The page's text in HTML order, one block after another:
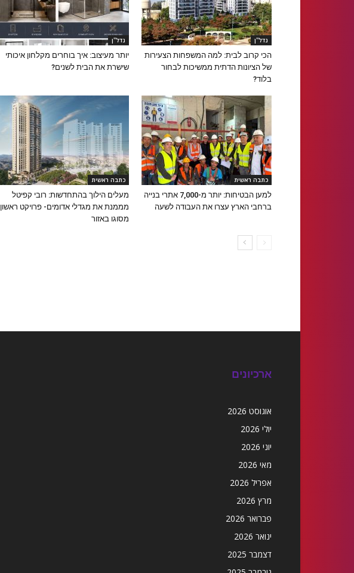
נדל''ן
הכי קרוב לבית: למה המשפחות הצעירות
של הציונות הדתית ממשיכות לבחור
בלוד?
נדל''ן
יותר מעיצוב: איך בוחרים מקלחון איכותי
שישרת את הבית לשנים?
כתבה ראשית
למען הבטיחות: יותר מ-7,000 אתרי בנייה
ברחבי הארץ עצרו את העבודה לשעה
כתבה ראשית
מעלים הילוך בהתחדשות: רובי קפיטל
מממנת את מגדלי אדומים- פרויקט ראשון
מסוגו באזור
ארכיונים
אוגוסט 2026
יולי 2026
יוני 2026
מאי 2026
אפריל 2026
מרץ 2026
פברואר 2026
ינואר 2026
דצמבר 2025